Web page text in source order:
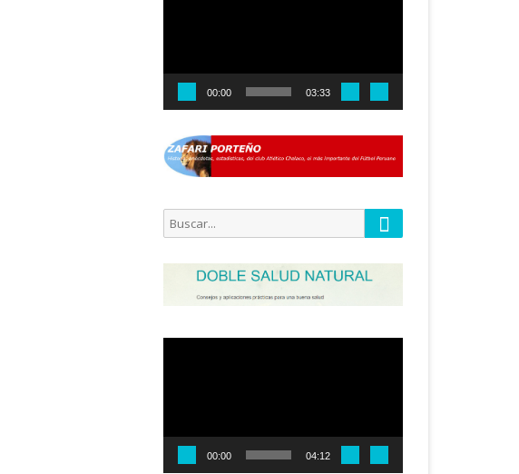
00:00 03:33
Buscar
por:
Buscar
Reproductor
00:00 04:12